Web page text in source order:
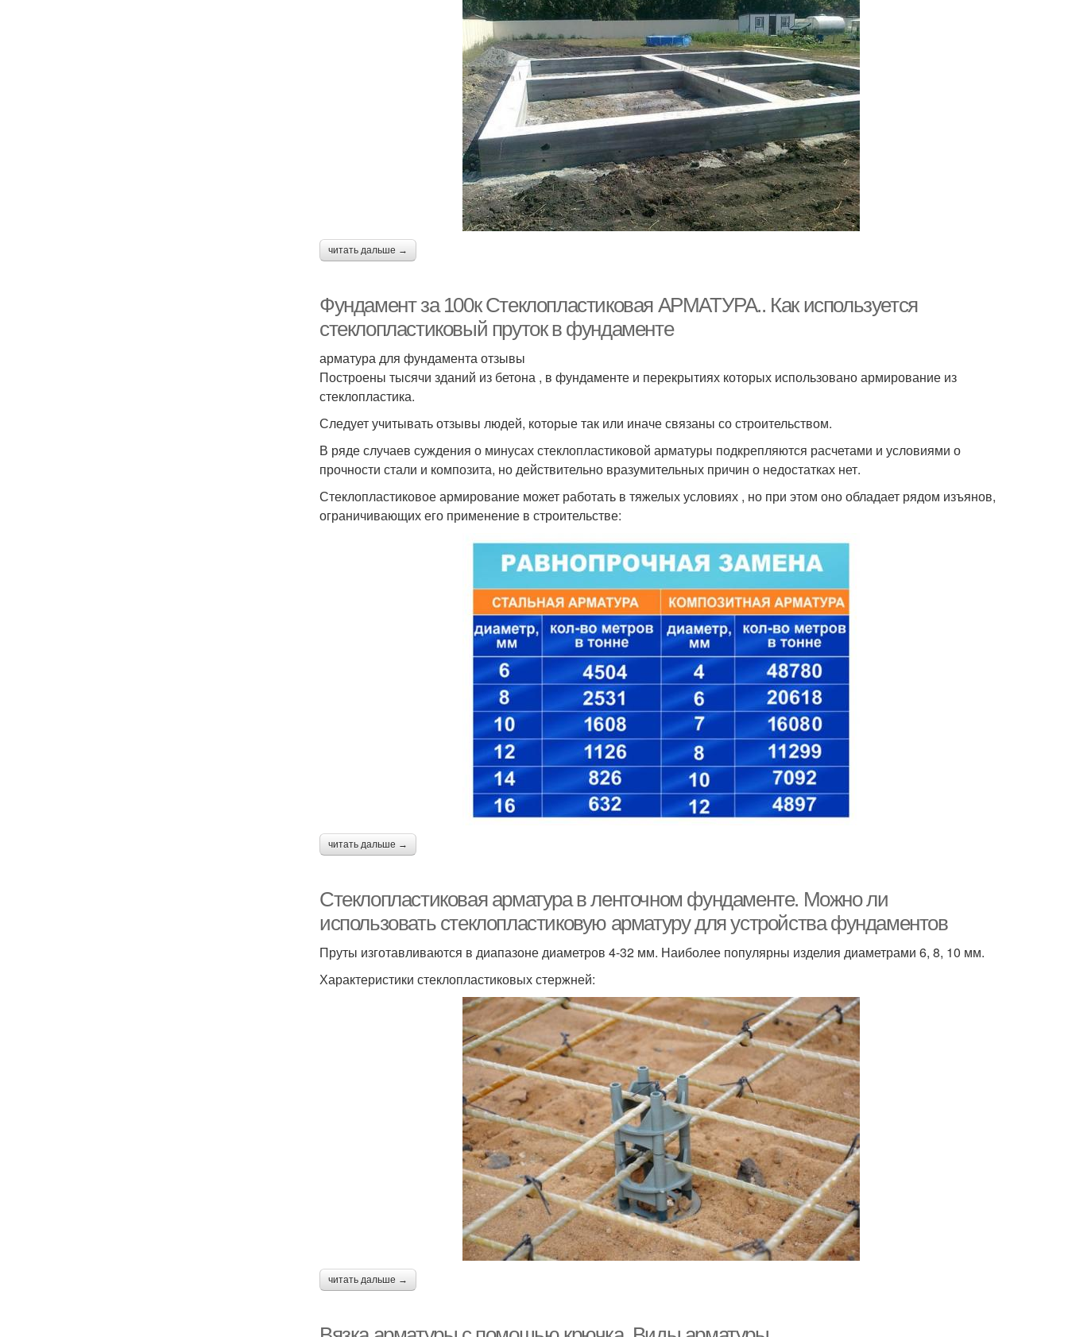
читать дальше →
Фундамент за 100к Стеклопластиковая АРМАТУРА.. Как используется
стеклопластиковый пруток в фундаменте
арматура для фундамента отзывы
Построены тысячи зданий из бетона , в фундаменте и перекрытиях которых использовано армирование из
стеклопластика.
Следует учитывать отзывы людей, которые так или иначе связаны со строительством.
В ряде случаев суждения о минусах стеклопластиковой арматуры подкрепляются расчетами и условиями о
прочности стали и композита, но действительно вразумительных причин о недостатках нет.
Стеклопластиковое армирование может работать в тяжелых условиях , но при этом оно обладает рядом изъянов,
ограничивающих его применение в строительстве:
читать дальше →
Стеклопластиковая арматура в ленточном фундаменте. Можно ли
использовать стеклопластиковую арматуру для устройства фундаментов
Пруты изготавливаются в диапазоне диаметров 4-32 мм. Наиболее популярны изделия диаметрами 6, 8, 10 мм.
Характеристики стеклопластиковых стержней:
читать дальше →